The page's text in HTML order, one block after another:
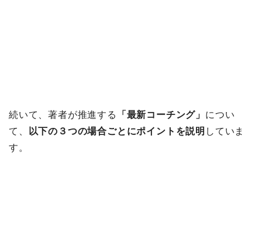
続いて、著者が推進する 「最新コーチング」 につい
て、
以下の３つの場合ごとにポイントを説明 していま
す。